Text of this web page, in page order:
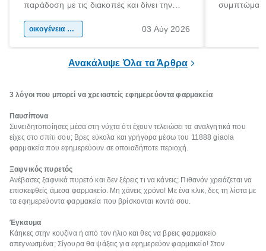
παράδοση με τις διακοπές και δίνει την
χώρας. Είτε πρόκειται για λίγες μέρες
οικογένεια & παιδί 03 Αύγ 2026
Ανακάλυψε Όλα τα Άρθρα
3 λόγοι που μπορεί να χρειαστείς εφημερεύοντα φαρμακεία
Παυσίπονα
Συνειδητοποίησες μέσα στη νύχτα ότι έχουν τελειώσει τα αναλγητικά που
είχες στο σπίτι σου; Βρες εύκολα και γρήγορα μέσω του 11888 giaola
φαρμακεία που εφημερεύουν σε οποιαδήποτε περιοχή.
Ξαφνικός πυρετός
Ανέβασες ξαφνικά πυρετό και δεν ξέρεις τι να κάνεις; Πιθανόν χρειάζεται να
επισκεφθείς άμεσα φαρμακείο. Μη χάνεις χρόνο! Με ένα κλικ, δες τη λίστα με
τα εφημερεύοντα φαρμακεία που βρίσκονται κοντά σου.
Έγκαυμα
Κάηκες στην κουζίνα ή από τον ήλιο και θες να βρεις φαρμακείο
απεγνωσμένα; Σίγουρα θα ψάξεις για εφημερεύον φαρμακείο! Στον